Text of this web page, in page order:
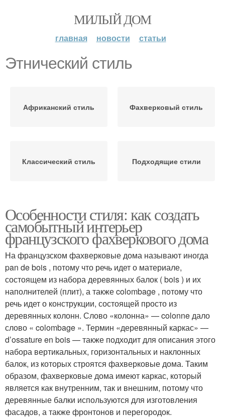
МИЛЫЙ ДОМ
главная новости статьи
Этнический стиль
Африканский стиль Фахверковый стиль
Классический стиль Подходящие стили
Особенности стиля: как создать
самобытный интерьер
французского фахверкового дома
На французском фахверковые дома называют иногда
pan de bois , потому что речь идет о материале,
состоящем из набора деревянных балок ( bois ) и их
наполнителей (плит), а также colombage , потому что
речь идет о конструкции, состоящей просто из
деревянных колонн. Слово «колонна» — colonne дало
слово « colombage ». Термин «деревянный каркас» —
d’ossature en bois — также подходит для описания этого
набора вертикальных, горизонтальных и наклонных
балок, из которых строятся фахверковые дома. Таким
образом, фахверковые дома имеют каркас, который
является как внутренним, так и внешним, потому что
деревянные балки используются для изготовления
фасадов, а также фронтонов и перегородок.